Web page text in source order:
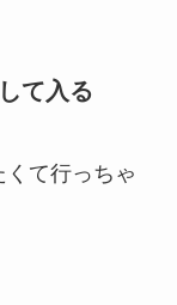
て入る
くて行っちゃ